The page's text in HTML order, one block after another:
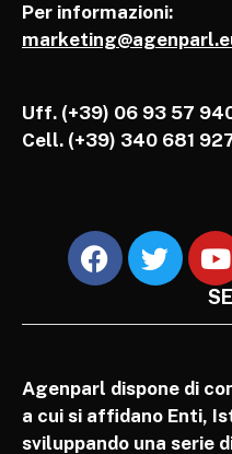
Per informazioni:
Uff. (+39) 06 93 57
Cell. (+39) 340 681
Agenparl dispone di
a cui si affidano Enti,
sviluppando una serie